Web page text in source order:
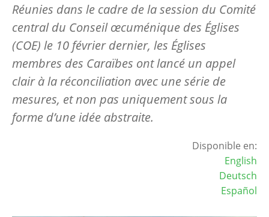
Réunies dans le cadre de la session du Comité
central du Conseil œcuménique des Églises
(COE) le 10 février dernier, les Églises
membres des Caraïbes ont lancé un appel
clair à la réconciliation avec une série de
mesures, et non pas uniquement sous la
forme d’une idée abstraite.
Disponible en:
English
Deutsch
Español